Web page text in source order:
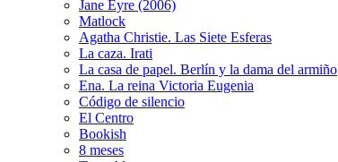
Jane Eyre (2006)
Matlock
Agatha Christie. Las Siete Esferas
La caza. Irati
La casa de papel. Berlín y la dama del armiño
Ena. La reina Victoria Eugenia
Código de silencio
El Centro
Bookish
8 meses